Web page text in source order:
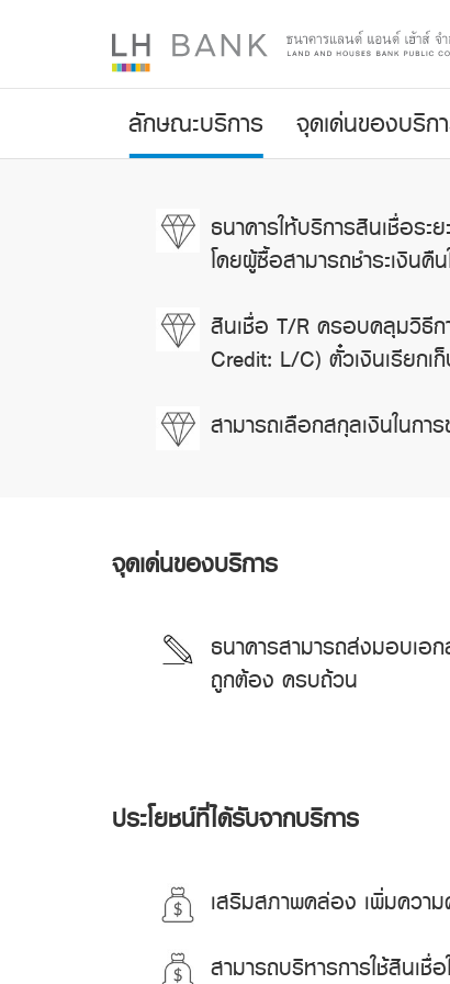
ลักษณะบริการ จุดเด่นของบริก
ธนาคารให้บริการสินเชื่อร
โดยผู้ซื้อสามารถชำระเงินคื
สินเชื่อ T/R ครอบคลุมวิธีก
Credit: L/C) ตั๋วเงินเรียกเ
สามารถเลือกสกุลเงินในก
จุดเด่นของบริการ
ธนาคารสามารถส่งมอบเอ
ถูกต้อง ครบถ้วน
ประโยชน์ที่ได้รับจากบริการ
เสริมสภาพคล่อง เพิ่มควา
สามารถบริหารการใช้สินเชื่